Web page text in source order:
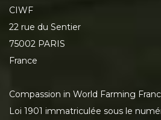
CIWF
22 rue du Sentier
75002 PARIS
France
Compassion in World Farming
Loi 1901 immatriculée sous le